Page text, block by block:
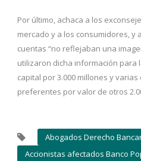
Por último, achaca a los
mercado y a los consumidores, y
cuentas “no reflejaban una
utilizaron dicha información para
capital por 3.000 millones y
preferentes por valor de otros
Abogados Derecho
Accionistas afectados Banco